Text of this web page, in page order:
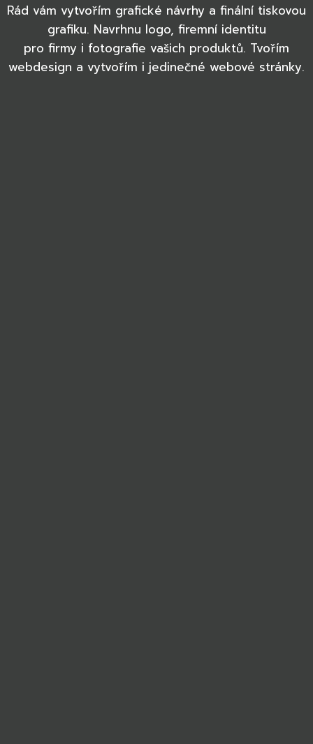
Rád vám vytvořím grafické návrhy a finální tiskovou
grafiku. Navrhnu logo, firemní identitu
pro firmy i fotografie vašich produktů. Tvořím
webdesign a vytvořím i jedinečné webové stránky.